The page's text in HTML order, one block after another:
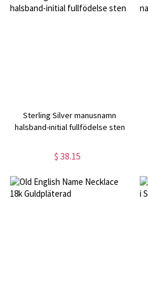
Sterling Silver manusnamn
halsband-initial fullfödelse sten
$ 38.15